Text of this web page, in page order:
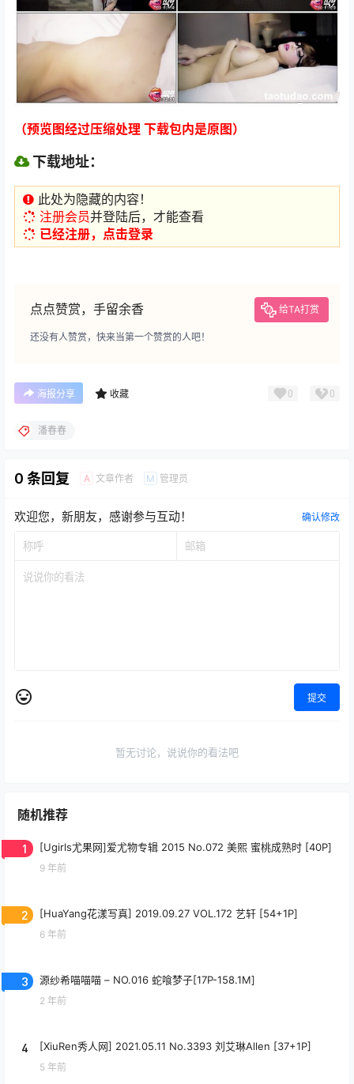
（预览图经过压缩处理 下载包内是原图）
下载地址：
此处为隐藏的内容！
注册会员并登陆后，才能查看
已经注册，点击登录
点点赞赏，手留余香 给TA打赏
还没有人赞赏，快来当第一个赞赏的人吧！
海报分享 收藏 0 0
潘春春
0 条回复 A 文章作者 M 管理员
欢迎您，新朋友，感谢参与互动！ 确认修改
提交
暂无讨论，说说你的看法吧
随机推荐
1 [Ugirls尤果网]爱尤物专辑 2015 No.072 美熙 蜜桃成熟时 [40P]
9 年前
2 [HuaYang花漾写真] 2019.09.27 VOL.172 艺轩 [54+1P]
6 年前
3 源纱希喵喵喵 – NO.016 蛇喰梦子[17P-158.1M]
2 年前
4 [XiuRen秀人网] 2021.05.11 No.3393 刘艾琳Allen [37+1P]
5 年前